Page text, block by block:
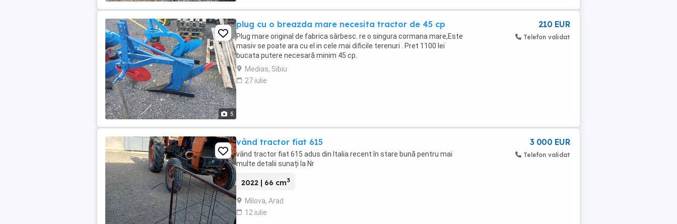
5
plug cu o breazda mare necesita tractor de 45 cp
Plug mare original de fabrica sârbesc. re o singura cormana mare,Este
masiv se poate ara cu el in cele mai dificile terenuri . Pret 1100 lei
bucata putere necesară minim 45 cp.
Medias, Sibiu
27 iulie
210 EUR
Telefon validat
vând tractor fiat 615
vând tractor fiat 615 adus din Italia recent în stare bună pentru mai
multe detalii sunați la Nr
2022 | 66 cm3
Milova, Arad
12 iulie
3 000 EUR
Telefon validat